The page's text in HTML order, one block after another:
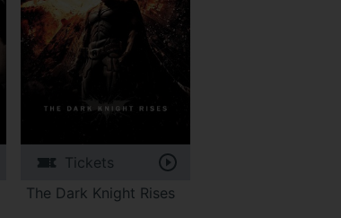
Tickets
The Dark Knight Rises